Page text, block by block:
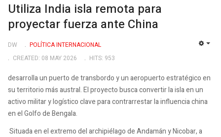
Utiliza India isla remota para
proyectar fuerza ante China
DW
POLÍTICA INTERNACIONAL
CREATED: 08 MAY 2026
HITS: 953
desarrolla un puerto de transbordo y un aeropuerto estratégico en
su territorio más austral. El proyecto busca convertir la isla en un
activo militar y logístico clave para contrarrestar la influencia china
en el Golfo de Bengala.
Situada en el extremo del archipiélago de Andamán y Nicobar, a